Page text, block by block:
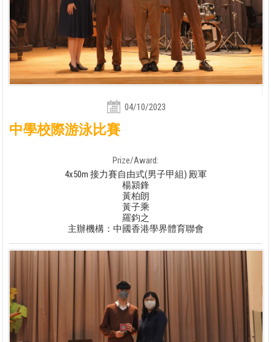
04/10/2023
中學校際游泳比賽
Prize/Award:
4x50m 接力賽自由式(男子甲組) 殿軍
楊潁鋒
黃柏朗
黃子乘
羅鈞之
主辦機構：中國香港學界體育聯會